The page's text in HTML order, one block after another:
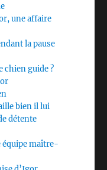
une affaire
la pause
chien guide ?
bien il lui
détente
équipe maître-